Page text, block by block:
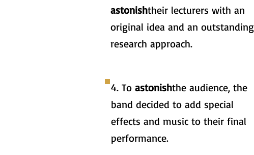
astonishtheir lecturers with an
original idea and an outstanding
research approach.
4. To astonishthe audience, the
band decided to add special
effects and music to their final
performance.